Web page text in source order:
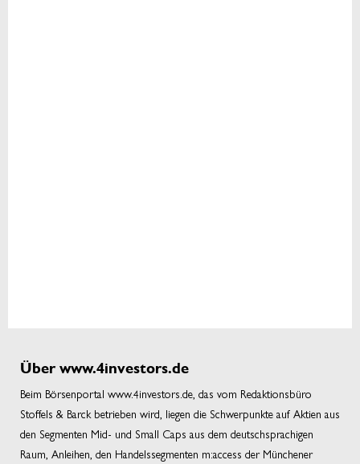
Über www.4investors.de
Beim Börsenportal www.4investors.de, das vom Redaktionsbüro
Stoffels & Barck betrieben wird, liegen die Schwerpunkte auf Aktien aus
den Segmenten Mid- und Small Caps aus dem deutschsprachigen
Raum, Anleihen, den Handelssegmenten m:access der Münchener